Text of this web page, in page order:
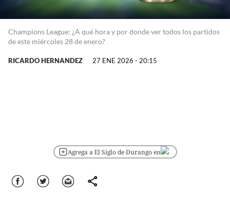
Champions League: ¿A qué hora y por donde ver todos los partidos
de este miércoles 28 de enero?
RICARDO HERNANDEZ 27 ENE 2026 - 20:15
Agrega a El Siglo de Durango en
Facebook Twitter Correo comparte